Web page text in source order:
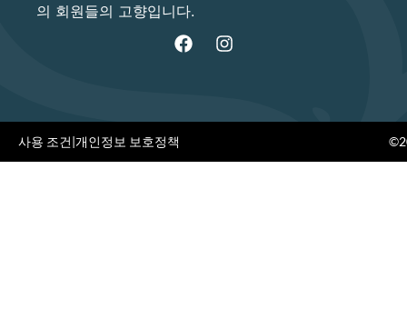
의 회원들의 고향입니다.
사용 조건|개인정보 보호정책